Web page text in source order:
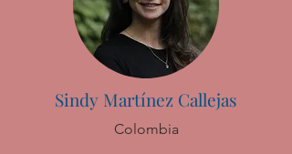
Sindy Martínez Callejas
Colombia